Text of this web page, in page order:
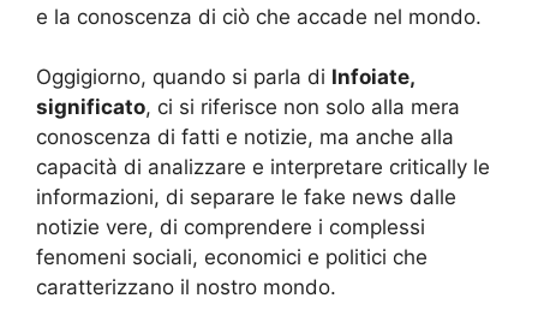
e la conoscenza di ciò che accade nel mondo.
Oggigiorno, quando si parla di Infoiate,
significato, ci si riferisce non solo alla mera
conoscenza di fatti e notizie, ma anche alla
capacità di analizzare e interpretare critically le
informazioni, di separare le fake news dalle
notizie vere, di comprendere i complessi
fenomeni sociali, economici e politici che
caratterizzano il nostro mondo.